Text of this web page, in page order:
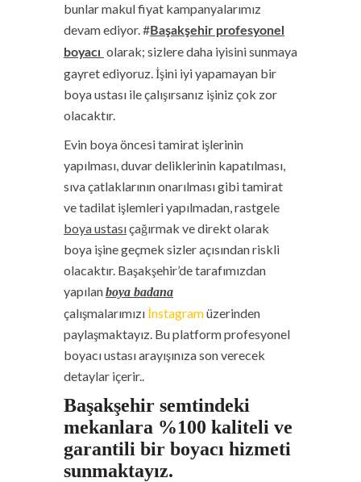
bunlar makul fiyat kampanyalarımız
devam ediyor. #Başakşehir profesyonel
boyacı olarak; sizlere daha iyisini sunmaya
gayret ediyoruz. İşini iyi yapamayan bir
boya ustası ile çalışırsanız işiniz çok zor
olacaktır.
Evin boya öncesi tamirat işlerinin
yapılması, duvar deliklerinin kapatılması,
sıva çatlaklarının onarılması gibi tamirat
ve tadilat işlemleri yapılmadan, rastgele
boya ustasıçağırmak ve direkt olarak
boya işine geçmek sizler açısından riskli
olacaktır. Başakşehir’de tarafımızdan
yapılanboya badana
çalışmalarımızıİnstagramüzerinden
paylaşmaktayız. Bu platform profesyonel
boyacı ustası arayışınıza son verecek
detaylar içerir..
Başakşehir semtindeki
mekanlara %100 kaliteli ve
garantili bir boyacı hizmeti
sunmaktayız.